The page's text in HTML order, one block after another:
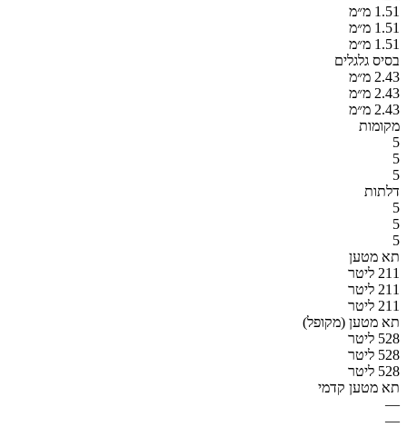
1.51 מ״מ
1.51 מ״מ
1.51 מ״מ
בסיס גלגלים
2.43 מ״מ
2.43 מ״מ
2.43 מ״מ
מקומות
5
5
5
דלתות
5
5
5
תא מטען
211 ליטר
211 ליטר
211 ליטר
תא מטען (מקופל)
528 ליטר
528 ליטר
528 ליטר
תא מטען קדמי
—
—